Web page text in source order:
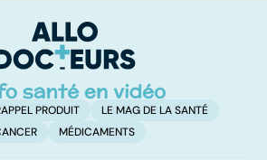
PRODUIT
LE MAG DE LA SANTÉ
MÉDICAMENTS